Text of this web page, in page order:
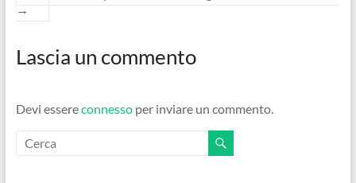
→
Lascia un commento
Devi essereconnessoper inviare un commento.